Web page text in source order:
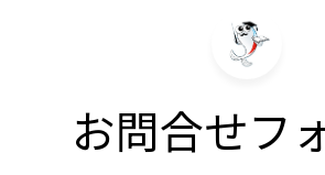
お問合せフ